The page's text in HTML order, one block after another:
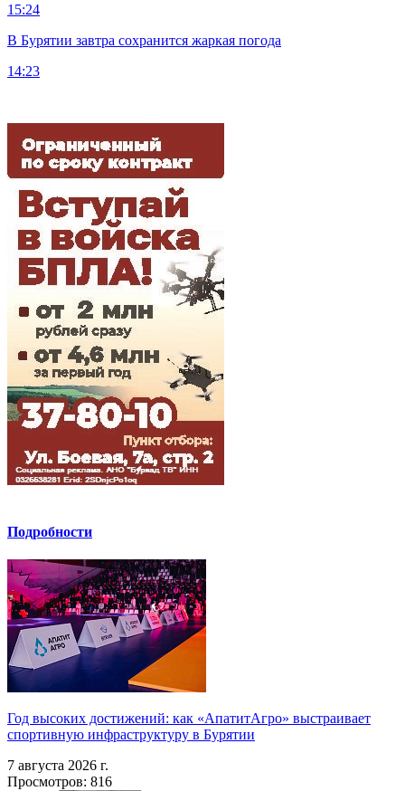
15:24
В Бурятии завтра сохранится жаркая погода
14:23
Подробности
Год высоких достижений: как «АпатитАгро» выстраивает
спортивную инфраструктуру в Бурятии
7 августа 2026 г.
Просмотров: 816